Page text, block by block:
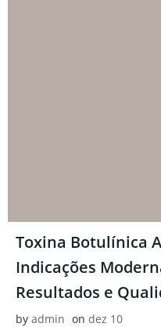
Toxina Botulínica
Indicações
Resultados e
by admin on dez 10